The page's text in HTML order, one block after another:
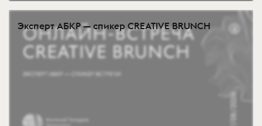
Эксперт АБКР — спикер CREATIVE BRUNCH